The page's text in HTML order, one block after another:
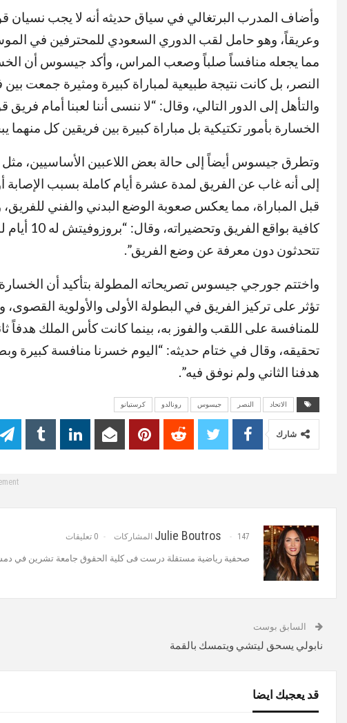
MUTE
وأضاف المدرب البرتغالي في سياق حديثه أنه لا يجب نسيان
وعريقاً، وهو حامل لقب الدوري السعودي للمحترفين في
مما يجعله منافساً صلباً وصعب المراس، وأكد جيسوس أن
النصر، بل كانت نتيجة طبيعية لمباراة كبيرة ومثيرة جمعت
والتأهل إلى الدور التالي، وقال: “لا ننسى أننا لعبنا أمام
الخسارة بأمور تكتيكية بل مباراة كبيرة بين فريقين كل منهما
وتطرق جيسوس أيضاً إلى حالة بعض اللاعبين الأساسيين،
إلى أنه غاب عن الفريق لمدة عشرة أيام كاملة بسبب
قبل المباراة، مما يعكس صعوبة الوضع البدني والفني
كافية
تتحدثون دون معرفة عن وضع الفريق”.
واختتم جورجي جيسوس تصريحاته المطولة بتأكيد أن
تؤثر على تركيز الفريق في البطولة الأولى والأولوية
للمنافسة على اللقب والفوز به، بينما كانت كأس الملك هدفاً
تحقيقه، وقال في ختام حديثه: “اليوم خسرنا منافسة كبيرة
هدفنا الثاني ولم نوفق فيه”.
الاتحاد النصر جيسوس رونالدو كرستيانو
شارك
Julie Boutros 147 المشاركات 0 تعليقات
‏صحفية رياضية مستقلة‏ درست فى كلية الحقوق جامعة تشرين في
السابق بوست
نابولي يسحق ليتشي ويتمسك بالقمة
قد يعجبك ايضا